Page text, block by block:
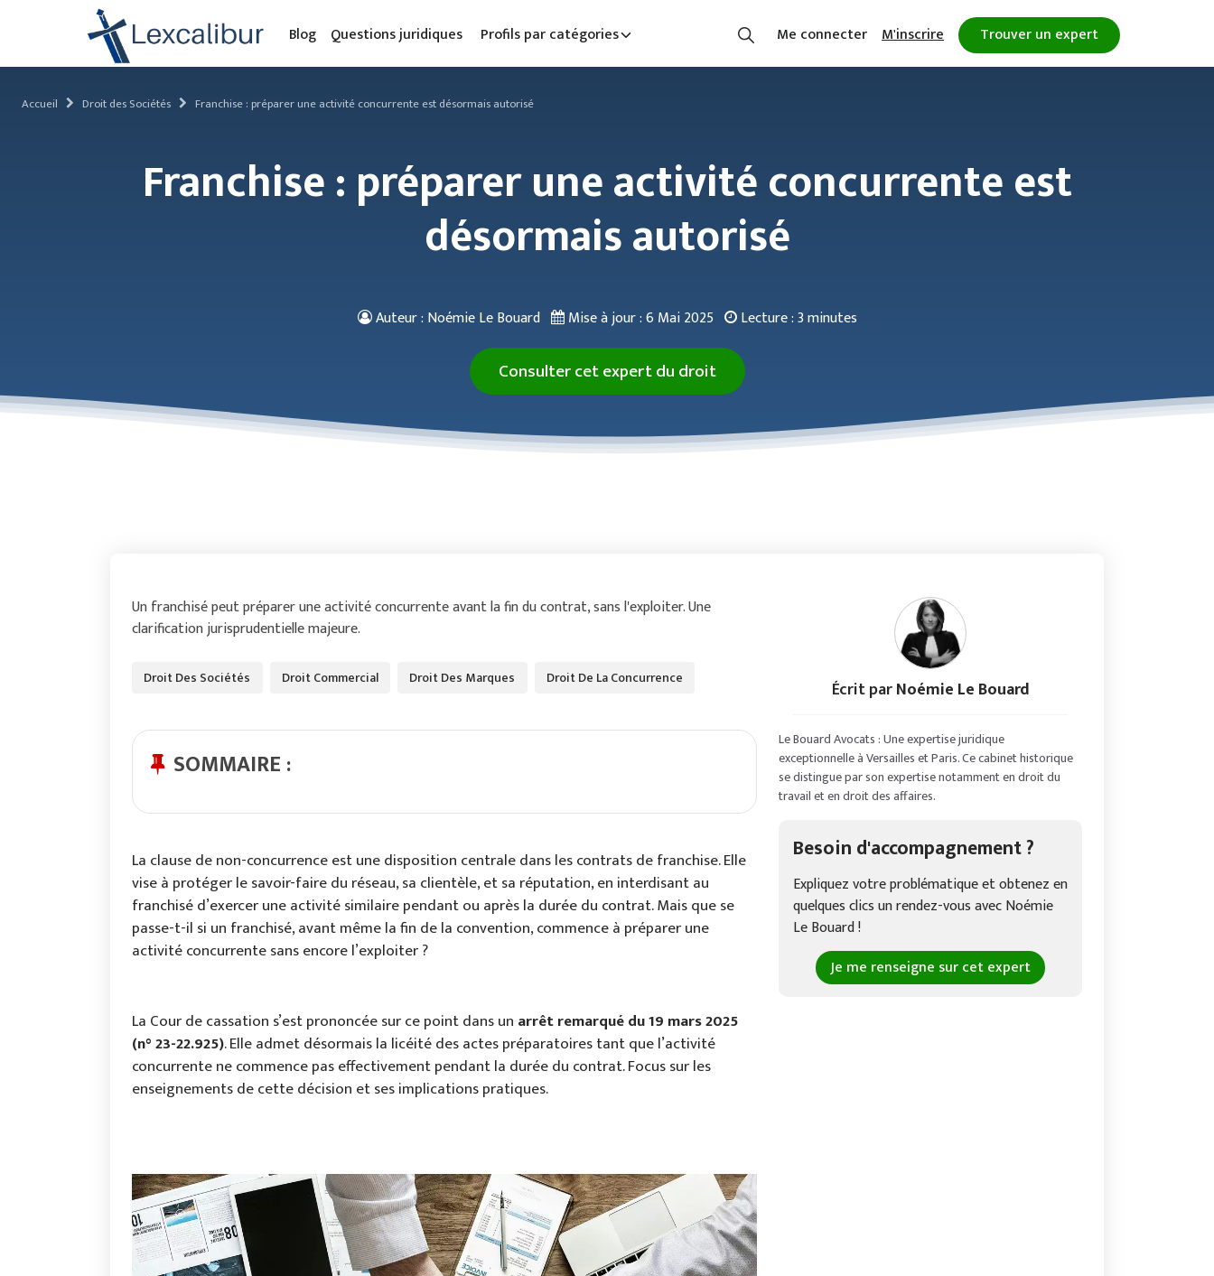
Blog Questions juridiques Profils par catégories Me connecter M'inscrire Trouver un expert
Accueil Droit des Sociétés Franchise : préparer une activité concurrente est désormais autorisé
Franchise : préparer une activité concurrente est
désormais autorisé
Auteur : Noémie Le Bouard Mise à jour :6 Mai 2025 Lecture :3 minutes
Consulter cet expert du droit
Un franchisé peut préparer une activité concurrente avant la fin du contrat, sans l'exploiter. Une
clarification jurisprudentielle majeure.
Droit Des Sociétés Droit Commercial Droit Des Marques Droit De La Concurrence
SOMMAIRE :
La clause de non-concurrence est une disposition centrale dans les contrats de franchise. Elle
vise à protéger le savoir-faire du réseau, sa clientèle, et sa réputation, en interdisant au
franchisé d’exercer une activité similaire pendant ou après la durée du contrat. Mais que se
passe-t-il si un franchisé, avant même la fin de la convention, commence à préparer une
activité concurrente sans encore l’exploiter ?
La Cour de cassation s’est prononcée sur ce point dans un arrêt remarqué du 19 mars 2025
(n° 23-22.925). Elle admet désormais la licéité des actes préparatoires tant que l’activité
concurrente ne commence pas effectivement pendant la durée du contrat. Focus sur les
enseignements de cette décision et ses implications pratiques.
Écrit parNoémie Le Bouard
Le Bouard Avocats : Une expertise juridique
exceptionnelle à Versailles et Paris. Ce cabinet historique
se distingue par son expertise notamment en droit du
travail et en droit des affaires.
Besoin d'accompagnement ?
Expliquez votre problématique et obtenez en
quelques clics un rendez-vous avec Noémie
Le Bouard !
Je me renseigne sur cet expert